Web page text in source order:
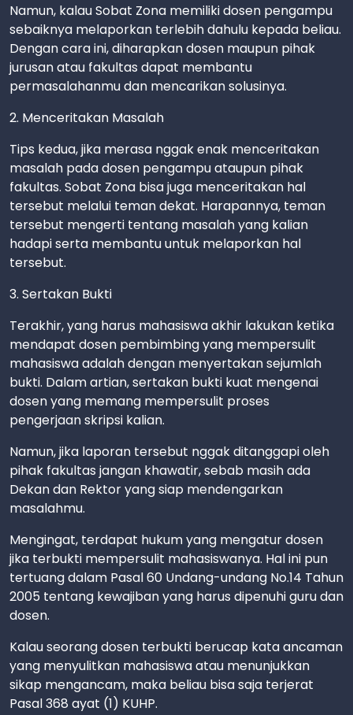
Namun, kalau Sobat Zona memiliki dosen pengampu
sebaiknya melaporkan terlebih dahulu kepada beliau.
Dengan cara ini, diharapkan dosen maupun pihak
jurusan atau fakultas dapat membantu
permasalahanmu dan mencarikan solusinya.
2. Menceritakan Masalah
Tips kedua, jika merasa nggak enak menceritakan
masalah pada dosen pengampu ataupun pihak
fakultas. Sobat Zona bisa juga menceritakan hal
tersebut melalui teman dekat. Harapannya, teman
tersebut mengerti tentang masalah yang kalian
hadapi serta membantu untuk melaporkan hal
tersebut.
3. Sertakan Bukti
Terakhir, yang harus mahasiswa akhir lakukan ketika
mendapat dosen pembimbing yang mempersulit
mahasiswa adalah dengan menyertakan sejumlah
bukti. Dalam artian, sertakan bukti kuat mengenai
dosen yang memang mempersulit proses
pengerjaan skripsi kalian.
Namun, jika laporan tersebut nggak ditanggapi oleh
pihak fakultas jangan khawatir, sebab masih ada
Dekan dan Rektor yang siap mendengarkan
masalahmu.
Mengingat, terdapat hukum yang mengatur dosen
jika terbukti mempersulit mahasiswanya. Hal ini pun
tertuang dalam Pasal 60 Undang-undang No.14 Tahun
2005 tentang kewajiban yang harus dipenuhi guru dan
dosen.
Kalau seorang dosen terbukti berucap kata ancaman
yang menyulitkan mahasiswa atau menunjukkan
sikap mengancam, maka beliau bisa saja terjerat
Pasal 368 ayat (1) KUHP.